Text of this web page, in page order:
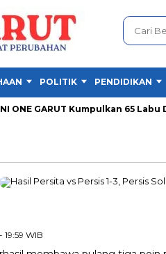
POLITIK PENDIDIKAN
GARUT Kumpulkan 65 Labu
19:59 WIB